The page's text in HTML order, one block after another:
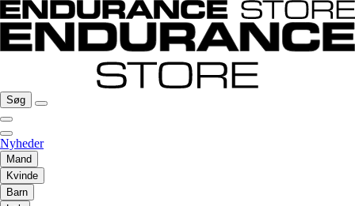
Søg
Nyheder
Mand
Kvinde
Barn